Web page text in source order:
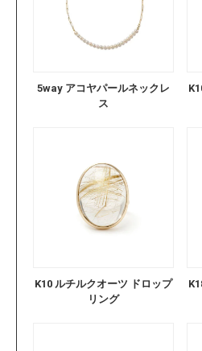
5way アコヤパールネックレ
ス
K10 ルチルクオーツ ドロップ
リング